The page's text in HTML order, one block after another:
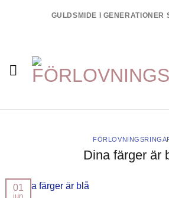
GULDSMIDE I GENERATIONER
Dina färger är
01
jun